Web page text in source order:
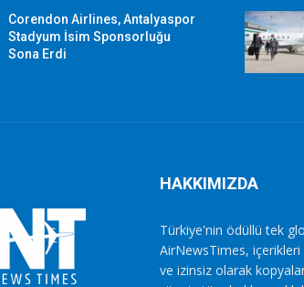
Corendon Airlines, Antalyaspor
Stadyum İsim Sponsorluğu
Sona Erdi
HAKKIMIZDA
Türkiye'nin ödüllü tek
AirNewsTimes, içerikleri
ve izinsiz olarak